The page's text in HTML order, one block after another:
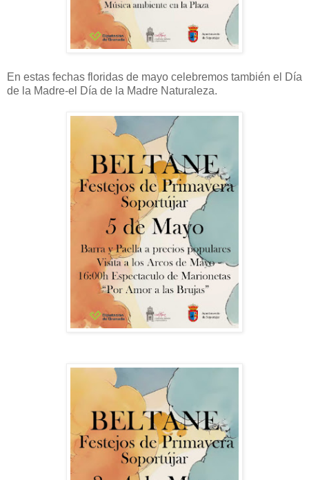
En estas fechas floridas de mayo celebremos también el Día
de la Madre-el Día de la Madre Naturaleza.